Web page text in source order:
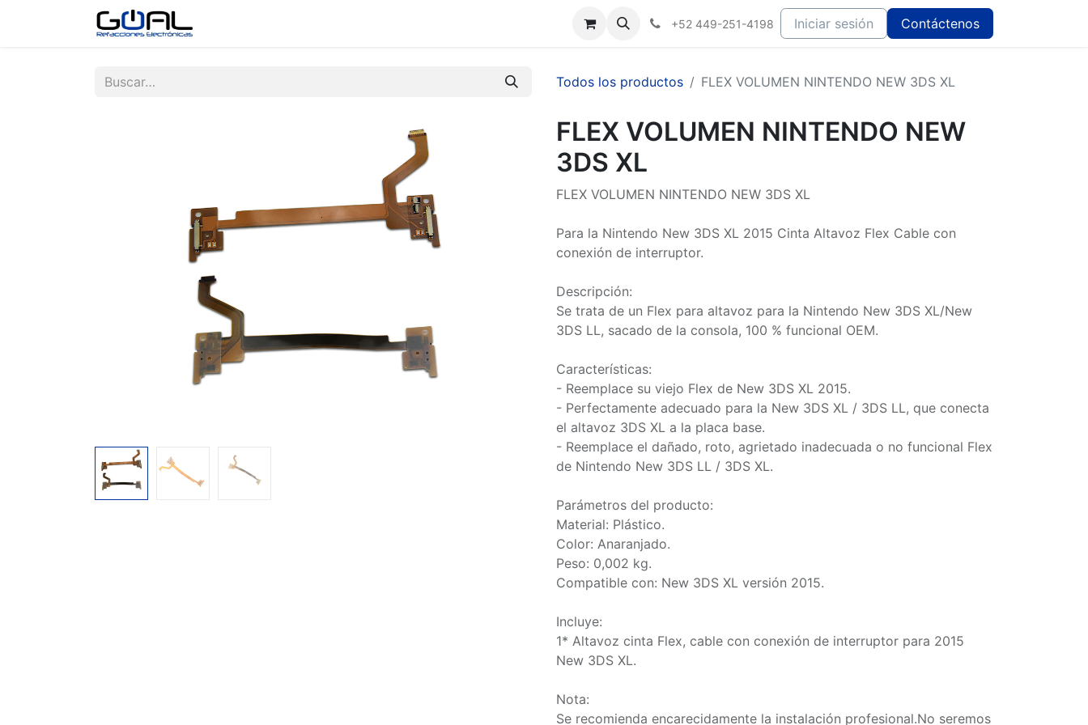
+52 449-251-4198 Iniciar sesión Contáctenos
Todos los productos FLEX VOLUMEN NINTENDO NEW 3DS XL
FLEX VOLUMEN NINTENDO NEW
3DS XL
FLEX VOLUMEN NINTENDO NEW 3DS XL
Para la Nintendo New 3DS XL 2015 Cinta Altavoz Flex Cable con
conexión de interruptor.
Descripción:
Se trata de un Flex para altavoz para la Nintendo New 3DS XL/New
3DS LL, sacado de la consola, 100 % funcional OEM.
Características:
- Reemplace su viejo Flex de New 3DS XL 2015.
- Perfectamente adecuado para la New 3DS XL / 3DS LL, que conecta
el altavoz 3DS XL a la placa base.
- Reemplace el dañado, roto, agrietado inadecuada o no funcional Flex
de Nintendo New 3DS LL / 3DS XL.
Parámetros del producto:
Material: Plástico.
Color: Anaranjado.
Peso: 0,002 kg.
Compatible con: New 3DS XL versión 2015.
Incluye:
1* Altavoz cinta Flex, cable con conexión de interruptor para 2015
New 3DS XL.
Nota:
Se recomienda encarecidamente la instalación profesional.No seremos